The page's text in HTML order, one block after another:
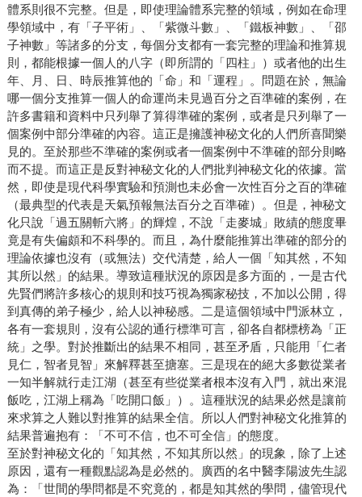
體系則很不完整。但是，即使理論體系完整的領域，例如在命理
學領域中，有「子平術」、「紫微斗數」、「鐵板神數」、「邵
子神數」等諸多的分支，每個分支都有一套完整的理論和推算規
則，都能根據一個人的八字（即所謂的「四柱」）或者他的出生
年、月、日、時辰推算他的「命」和「運程」。問題在於，無論
哪一個分支推算一個人的命運尚未見過百分之百準確的案例，在
許多書籍和資料中只列舉了算得準確的案例，或者是只列舉了一
個案例中部分準確的內容。這正是擁護神秘文化的人們所喜聞樂
見的。至於那些不準確的案例或者一個案例中不準確的部分則略
而不提。而這正是反對神秘文化的人們批判神秘文化的依據。當
然，即使是現代科學實驗和預測也未必會一次性百分之百的準確
（最典型的代表是天氣預報無法百分之百準確）。但是，神秘文
化只說「過五關斬六將」的輝煌，不說「走麥城」敗績的態度畢
竟是有失偏頗和不科學的。而且，為什麼能推算出準確的部分的
理論依據也沒有（或無法）交代清楚，給人一個「知其然，不知
其所以然」的結果。導致這種狀況的原因是多方面的，一是古代
先賢們將許多核心的規則和技巧視為獨家秘技，不加以公開，得
到真傳的弟子極少，給人以神秘感。二是這個領域中門派林立，
各有一套規則，沒有公認的通行標準可言，卻各自都標榜為「正
統」之學。對於推斷出的結果不相同，甚至矛盾，只能用「仁者
見仁，智者見智」來解釋甚至搪塞。三是現在的絕大多數從業者
一知半解就行走江湖（甚至有些從業者根本沒有入門，就出來混
飯吃，江湖上稱為「吃開口飯」）。這種狀況的結果必然是讓前
來求算之人難以對推算的結果全信。所以人們對神秘文化推算的
結果普遍抱有：「不可不信，也不可全信」的態度。
至於對神秘文化的「知其然，不知其所以然」的現象，除了上述
原因，還有一種觀點認為是必然的。廣西的名中醫李陽波先生認
為：「世間的學問都是不究竟的，都是知其然的學問，儘管現代